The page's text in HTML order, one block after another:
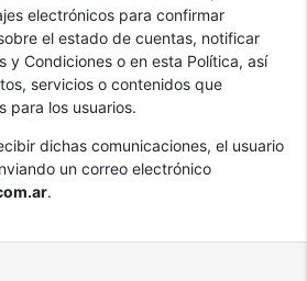
electrónicos para confirmar
el estado de cuentas, notificar
y Condiciones o en esta Política, así
servicios o contenidos que
para los usuarios.
dichas comunicaciones, el usuario
un correo electrónico
.